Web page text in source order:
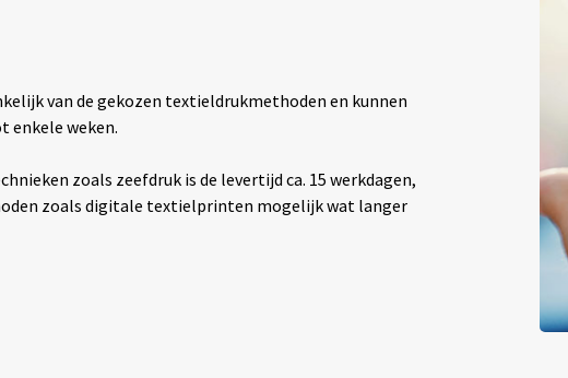
van de gekozen textieldrukmethoden en kunnen
enkele weken.
zoals zeefdruk is de levertijd ca. 15 werkdagen,
zoals digitale textielprinten mogelijk wat langer